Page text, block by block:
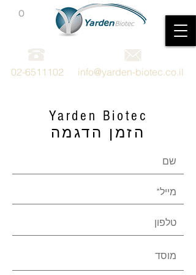
02-6511102 info@yarden-biotec.co.il
0
Yarden Biotec
הזמן הדגמה